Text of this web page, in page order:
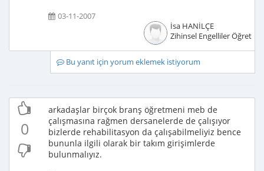
03-11-2007
İsa HANİLÇE
Zihinsel Engelliler
Bu yanıt için yorum eklemek istiyorum
0
arkadaşlar birçok branş öğretmeni meb de
çalışmasına rağmen dersanelerde de çalışıyor
bizlerde rehabilitasyon da çalışabilmeliyiz bence
bununla ilgili olarak bir takım girişimlerde
bulunmalıyız.